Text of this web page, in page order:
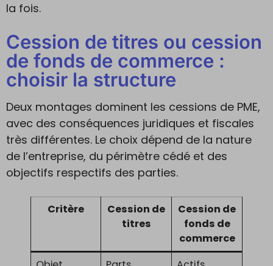
la fois.
Cession de titres ou cession
de fonds de commerce :
choisir la structure
Deux montages dominent les cessions de PME,
avec des conséquences juridiques et fiscales
très différentes. Le choix dépend de la nature
de l’entreprise, du périmètre cédé et des
objectifs respectifs des parties.
Critère
Cession de
titres
Cession de
fonds de
commerce